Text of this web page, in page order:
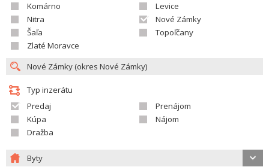
Komárno
Levice
Nitra
Nové Zámky
Šaľa
Topoľčany
Zlaté Moravce
Typ inzerátu
Predaj
Prenájom
Kúpa
Nájom
Dražba
Byty